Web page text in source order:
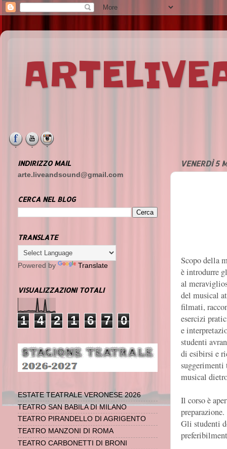
VENERDÌ 5
Scopo della
è introdurre
al
del musical
filmati,
esercizi
e
studenti
di esibirsi e
suggerimenti
musical
Il corso è
preparazione.
Gli studenti
INDIRIZZO MAIL
arte.liveandsound@gmail.com
CERCA NEL BLOG
TRANSLATE
Powered by Translate
VISUALIZZAZIONI TOTALI
1 4 2 1 6 7 0
ESTATE TEATRALE VERONESE 2026
TEATRO SAN BABILA DI MILANO
TEATRO PIRANDELLO DI AGRIGENTO
TEATRO MANZONI DI ROMA
TEATRO CARBONETTI DI BRONI